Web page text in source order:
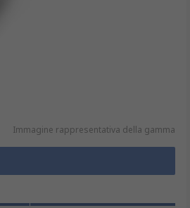
Immagine rappresentativa della gamma